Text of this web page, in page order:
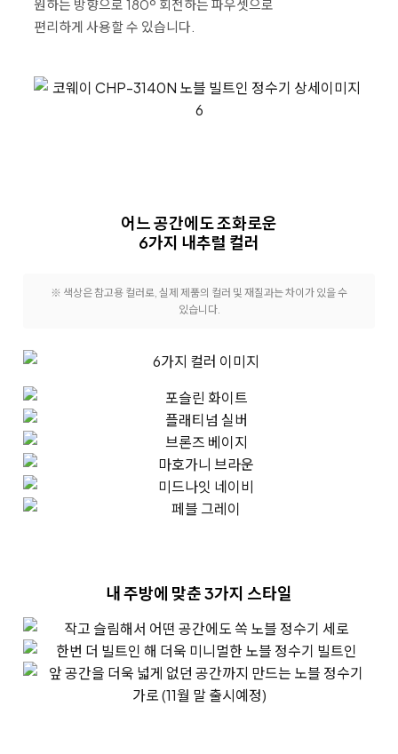
원하는 방향으로 180º 회전하는 파우셋으로
편리하게 사용할 수 있습니다.
어느 공간에도 조화로운
6가지 내추럴 컬러
※ 색상은 참고용 컬러로, 실제 제품의 컬러 및 재질과는 차이가 있을 수
있습니다.
내 주방에 맞춘 3가지 스타일